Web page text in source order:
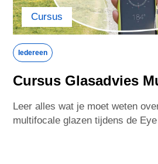
Ukraine
Cursus
Iedereen
Cursus Glasadvies
Leer alles wat je moet weten
multifocale glazen tijdens de